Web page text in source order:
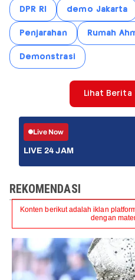
DPR RI demo Jakarta
Penjarahan Rumah
Demonstrasi
Lihat Berita
Live Now
LIVE 24 JAM